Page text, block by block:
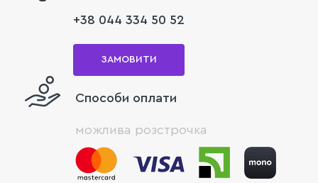
+38 044 334 50 52
ЗАМОВИТИ
Способи оплати
можлива розстрочка